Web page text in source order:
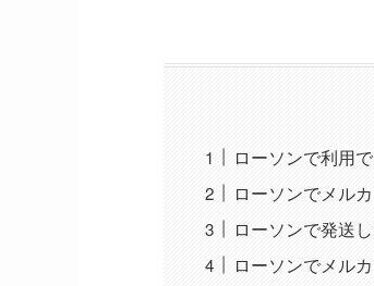
ローソンで利用
ローソンでメル
ローソンで発送
ローソンでメル